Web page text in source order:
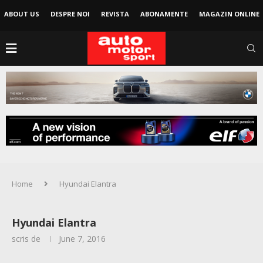
ABOUT US DESPRE NOI REVISTA ABONAMENTE MAGAZIN ONLINE
Home Hyundai Elantra
Hyundai Elantra
scris de June 7, 2016